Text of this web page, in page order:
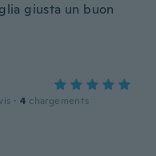
giusta un buon
· 4 chargements